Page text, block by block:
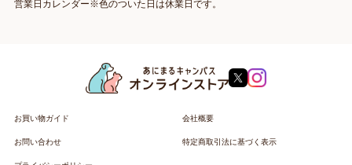
営業日カレンダー※色のついた日は休業日です。
お買い物ガイド 会社概要
お問い合わせ 特定商取引法に基づく表示